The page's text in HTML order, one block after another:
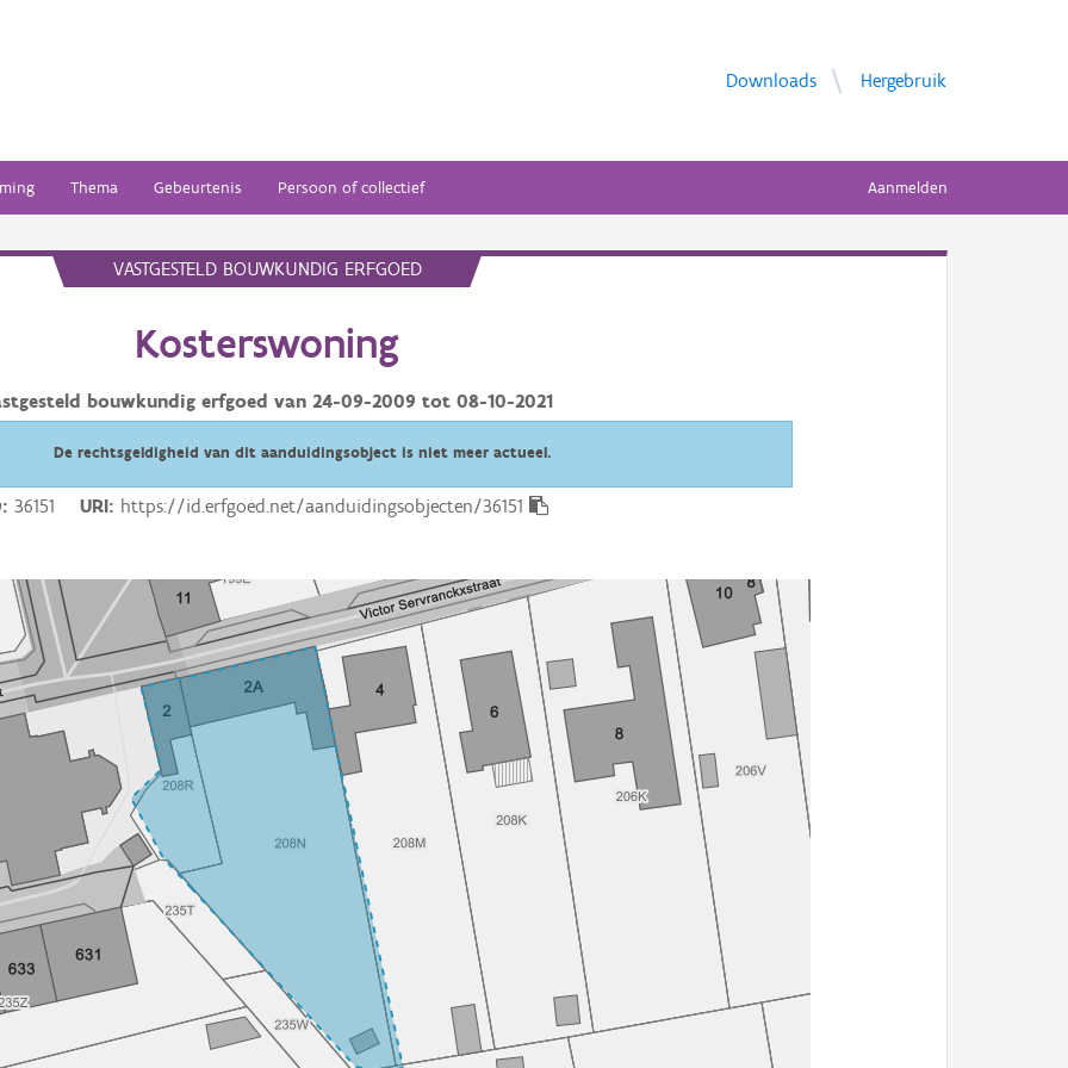
Downloads Hergebruik
Thema Gebeurtenis Persoon of collectief Aanmelden
VASTGESTELD BOUWKUNDIG ERFGOED
Kosterswoning
bouwkundig erfgoed van 24-09-2009 tot 08-10-2021
De rechtsgeldigheid van dit aanduidingsobject is niet meer actueel.
36151 URI https://id.erfgoed.net/aanduidingsobjecten/36151